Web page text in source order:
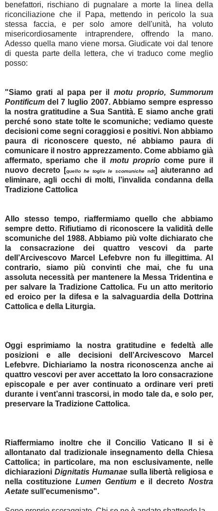
benefattori, rischiano di pugnalare a morte la linea della
riconciliazione che il Papa, mettendo in pericolo la sua
stessa faccia, e per solo amore dell'unità, ha voluto
misericordiosamente intraprendere, offrendo la mano.
Adesso quella mano viene morsa. Giudicate voi dal tenore
di questa parte della lettera, che vi traduco come meglio
posso:
"Siamo grati al papa per il motu proprio, Summorum
Pontificum del 7 luglio 2007. Abbiamo sempre espresso
la nostra gratitudine a Sua Santità. E siamo anche grati
perché sono state tolte le scomuniche; vediamo queste
decisioni come segni coraggiosi e positivi. Non abbiamo
paura di riconoscere questo, né abbiamo paura di
comunicare il nostro apprezzamento. Come abbiamo già
affermato, speriamo che il motu propriocome pure il
nuovo decreto [quello he toglie le scomunichendt] aiuteranno ad
eliminare, agli occhi di molti, l’invalida condanna della
Tradizione Cattolica
Allo stesso tempo, riaffermiamo quello che abbiamo
sempre detto. Rifiutiamo di riconoscere la validità delle
scomuniche del 1988. Abbiamo più volte dichiarato che
la consacrazione dei quattro vescovi da parte
dell’Arcivescovo Marcel Lefebvre non fu illegittima. Al
contrario, siamo più convinti che mai, che fu una
assoluta necessità per mantenere la Messa Tridentina e
per salvare la Tradizione Cattolica. Fu un atto meritorio
ed eroico per la difesa e la salvaguardia della Dottrina
Cattolica e della Liturgia.
Oggi esprimiamo la nostra gratitudine e fedeltà alle
posizioni e alle decisioni dell’Arcivescovo Marcel
Lefebvre. Dichiariamo la nostra riconoscenza anche ai
quattro vescovi per aver accettato la loro consacrazione
episcopale e per aver continuato a ordinare veri preti
durante i vent’anni trascorsi, in modo tale da, e solo per,
preservare la Tradizione Cattolica.
Riaffermiamo inoltre che il Concilio Vaticano II si è
allontanato dal tradizionale insegnamento della Chiesa
Cattolica; in particolare, ma non esclusivamente, nelle
dichiarazioni Dignitatis Humanaesulla libertà religiosa e
nella costituzione Lumen Gentium e il decreto Nostra
Aetate sull’ecumenismo".